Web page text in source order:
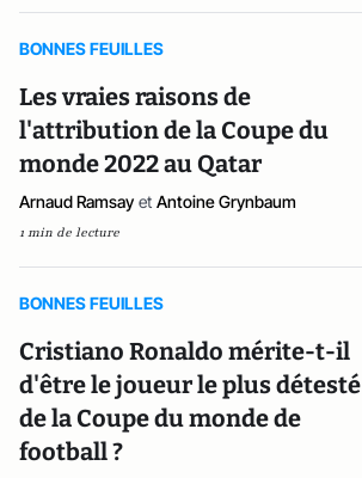
BONNES FEUILLES
Les vraies raisons de
l'attribution de la Coupe du
monde 2022 au Qatar
Arnaud Ramsay et Antoine Grynbaum
1 min de lecture
BONNES FEUILLES
Cristiano Ronaldo mérite-t-il
d'être le joueur le plus détesté
de la Coupe du monde de
football ?